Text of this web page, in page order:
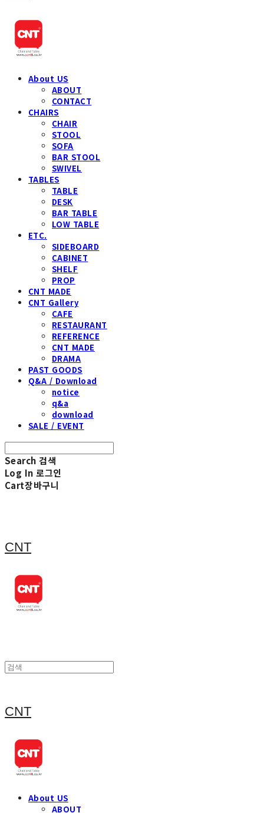
About US
ABOUT
CONTACT
CHAIRS
CHAIR
STOOL
SOFA
BAR STOOL
SWIVEL
TABLES
TABLE
DESK
BAR TABLE
LOW TABLE
ETC.
SIDEBOARD
CABINET
SHELF
PROP
CNT MADE
CNT Gallery
CAFE
RESTAURANT
REFERENCE
CNT MADE
DRAMA
PAST GOODS
Q&A / Download
notice
q&a
download
SALE / EVENT
Search 검색
Log In 로그인
Cart장바구니
CNT
CNT
About US
ABOUT